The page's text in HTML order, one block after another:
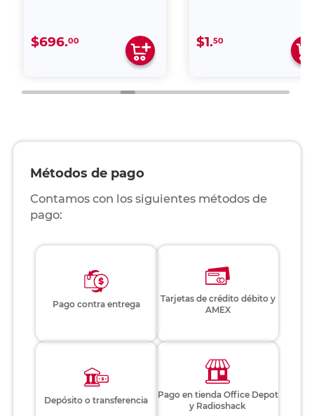
$696.00 $1.50
Métodos de pago
Contamos con los siguientes métodos de
pago:
Pago contra entrega
Tarjetas de crédito débito y
AMEX
Depósito o transferencia
Pago en tienda Office Depot
y Radioshack